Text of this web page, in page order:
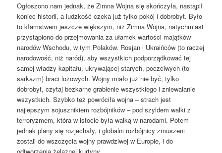
Ogłoszono nam jednak, że Zimna Wojna się skończyła, nastąpił
koniec historii, a ludzkość czeka już tylko pokój i dobrobyt. Było
to kłamstwem jeszcze większym, niż Zimna Wojna, natychmiast
przystąpiono do przejmowania za ułamek wartości majątków
narodów Wschodu, w tym Polaków. Rosjan i Ukraińców (to raczej
narodowość, niż naród), aby wszystkich podporządkować tej
samej władzy kapitału, ukrywającej starych, poczciwych (to
sarkazm) braci lożowych. Wojny miało już nie być, tylko
dobrobyt, czytaj bezkarne grabienie wszystkiego i zniewalanie
wszystkich. Szybko też powróciła wojna – strach jest
najlepszym sojusznikiem rozbójników – pod szyldem walki z
terroryzmem, która w istocie była walką w narodami. Potem
jednak plany się rozjechały, i globalni rozbójnicy zmuszeni
zostali do wszczęcia wojny prawdziwej w Europie, i do